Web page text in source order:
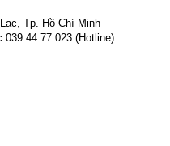
Tp. Hồ Chí Minh
039.44.77.023 (Hotline)